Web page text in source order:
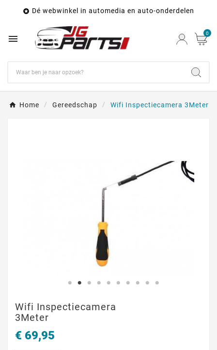
 Dé webwinkel in automedia en auto-onderdelen
 0
Home Gereedschap Wifi Inspectiecamera 3Meter
Wifi Inspectiecamera
3Meter
€ 69,95